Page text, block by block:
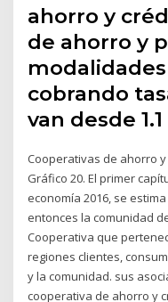
ahorro y
de ahorro y
cobrando
van desde 1.1
Cooperativas de ahorro
Gráfico 20. El primer
economía 2016, se
entonces la comunidad
Cooperativa que
regiones clientes,
y la comunidad. sus
cooperativa de ahorro y